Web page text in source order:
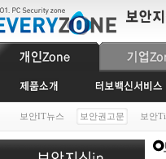
보안IT뉴스 보안권고문 보안